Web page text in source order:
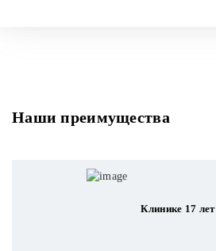
Наши преимущества
Клинике 17 лет